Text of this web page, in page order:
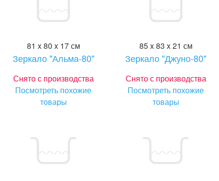
81 x 80 x 17 см
Зеркало "Альма-80"
Снято с производства
Посмотреть похожие
товары
85 x 83 x 21 см
Зеркало "Джуно-80"
Снято с производства
Посмотреть похожие
товары